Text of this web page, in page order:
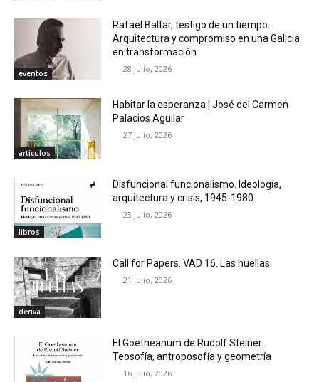
eventos
Rafael Baltar, testigo de un tiempo.
Arquitectura y compromiso en una Galicia
en transformación
28 julio, 2026
artículos
Habitar la esperanza | José del Carmen
Palacios Aguilar
27 julio, 2026
libros
Disfuncional funcionalismo. Ideología,
arquitectura y crisis, 1945-1980
23 julio, 2026
deriva
Call for Papers. VAD 16. Las huellas
21 julio, 2026
El Goetheanum de Rudolf Steiner.
Teosofía, antroposofía y geometría
16 julio, 2026